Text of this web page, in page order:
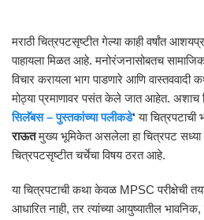
मराठी चित्रपटसृष्टीत गेल्या काही वर्षांत
पाहायला मिळत आहे. मनोरंजनासोबतच
विचार करायला भाग पाडणारे आणि वास्तववादी
मोठ्या प्रमाणावर पसंत केले जात आहेत. अशाच
सिलॅबस – पुस्तकांच्या पलीकडे‘या
राऊतमुख्य भूमिकेत असलेला हा चित्रपट सध्या
चित्रपटसृष्टीत चर्चेचा विषय ठरत आहे.
या चित्रपटाची कथा केवळ MPSC परीक्षेची तयारी
आधारित नाही, तर त्यांच्या आयुष्यातील